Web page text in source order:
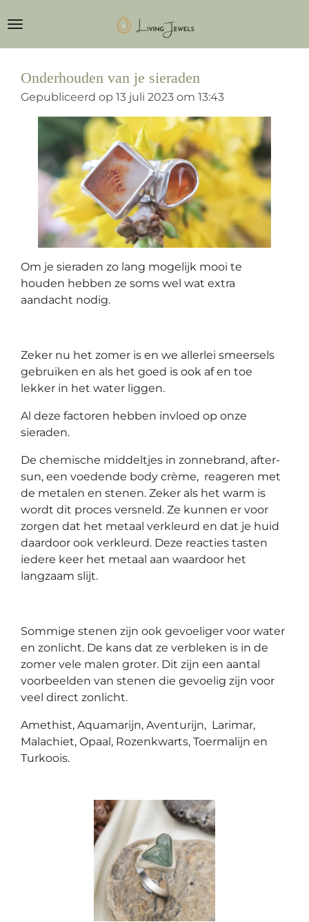
direct
naar
hoofdinhoud
Onderhouden van je sieraden
Gepubliceerd op 13 juli 2023 om 13:43
Om je sieraden zo lang mogelijk mooi te
houden hebben ze soms wel wat extra
aandacht nodig.
Zeker nu het zomer is en we allerlei smeersels
gebruiken en als het goed is ook af en toe
lekker in het water liggen.
Al deze factoren hebben invloed op onze
sieraden.
De chemische middeltjes in zonnebrand, after-
sun, een voedende body crème, reageren met
de metalen en stenen. Zeker als het warm is
wordt dit proces versneld. Ze kunnen er voor
zorgen dat het metaal verkleurd en dat je huid
daardoor ook verkleurd. Deze reacties tasten
iedere keer het metaal aan waardoor het
langzaam slijt.
Sommige stenen zijn ook gevoeliger voor water
en zonlicht. De kans dat ze verbleken is in de
zomer vele malen groter. Dit zijn een aantal
voorbeelden van stenen die gevoelig zijn voor
veel direct zonlicht.
Amethist, Aquamarijn, Aventurijn, Larimar,
Malachiet, Opaal, Rozenkwarts, Toermalijn en
Turkoois.